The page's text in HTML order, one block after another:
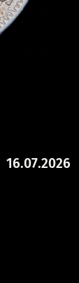
16.07.2026